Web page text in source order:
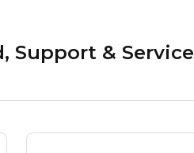
Support & Service